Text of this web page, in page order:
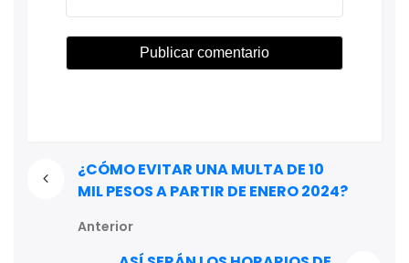
¿CÓMO EVITAR UNA MULTA DE 10
MIL PESOS A PARTIR DE ENERO 2024?
Anterior